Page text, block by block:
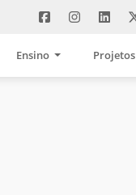
Ensino Projetos